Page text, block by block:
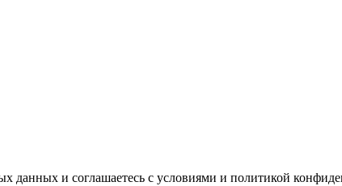
данных и соглашаетесь с условиями и политикой